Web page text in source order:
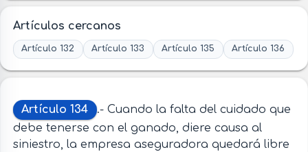
Artículos cercanos
Artículo 132 Artículo 133 Artículo 135 Artículo 136
Artículo 134
.- Cuando la falta del cuidado que
debe tenerse con el ganado, diere causa al
siniestro, la empresa aseguradora quedará libre